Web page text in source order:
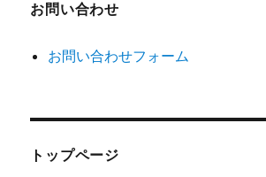
お問い合わせ
お問い合わせフォーム
トップページ